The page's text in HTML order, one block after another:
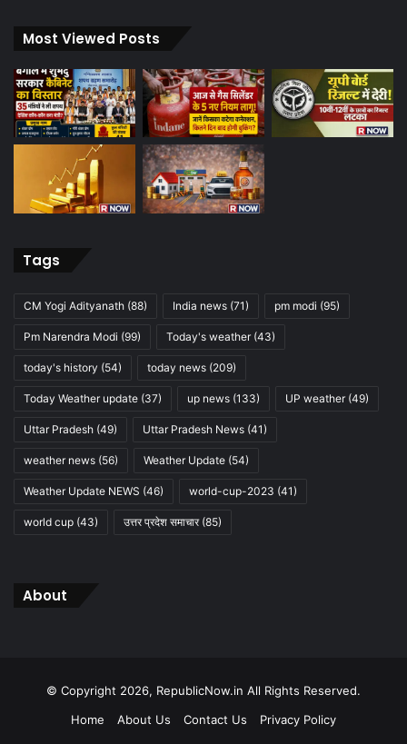
Most Viewed Posts
Tags
CM Yogi Adityanath (88) India news (71) pm modi (95)
Pm Narendra Modi (99) Today's weather(43)
today's history (54) today news (209)
Today Weather update (37) up news (133) UP weather(49)
Uttar Pradesh (49) Uttar Pradesh News (41)
weather news (56) Weather Update (54)
Weather Update NEWS (46) world-cup-2023 (41)
world cup (43) उत्तर प्रदेश समाचार(85)
About
© Copyright 2026, RepublicNow.in All Rights Reserved.
Home
About Us Contact Us Privacy Policy